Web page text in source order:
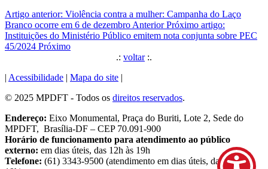
Artigo anterior: Violência contra a mulher: Campanha do Laço
Branco ocorre em 6 de dezembro Anterior Próximo artigo:
Instituições do Ministério Público emitem nota conjunta sobre PEC
45/2024 Próximo
.: voltar:.
| Acessibilidade | Mapa do site |
© 2025 MPDFT - Todos os direitos reservados.
Endereço: Eixo Monumental, Praça do Buriti, Lote 2, Sede do
MPDFT, Brasília-DF – CEP 70.091-900
Horário de funcionamento para atendimento ao público
externo: em dias úteis, das 12h às 19h
Telefone: (61) 3343-9500 (atendimento em dias úteis, das 9h às